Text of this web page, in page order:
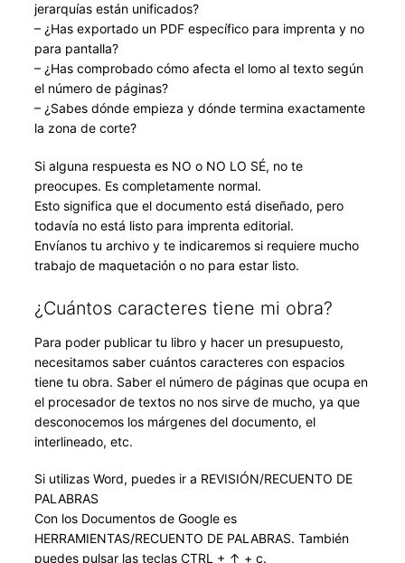
jerarquías están unificados?
– ¿Has exportado un PDF específico para imprenta y no
para pantalla?
– ¿Has comprobado cómo afecta el lomo al texto según
el número de páginas?
– ¿Sabes dónde empieza y dónde termina exactamente
la zona de corte?
Si alguna respuesta es NO o NO LO SÉ, no te
preocupes. Es completamente normal.
Esto significa que el documento está diseñado, pero
todavía no está listo para imprenta editorial.
Envíanos tu archivo y te indicaremos si requiere mucho
trabajo de maquetación o no para estar listo.
¿Cuántos caracteres tiene mi obra?
Para poder publicar tu libro y hacer un presupuesto,
necesitamos saber cuántos caracteres con espacios
tiene tu obra. Saber el número de páginas que ocupa en
el procesador de textos no nos sirve de mucho, ya que
desconocemos los márgenes del documento, el
interlineado, etc.
Si utilizas Word, puedes ir a REVISIÓN/RECUENTO DE
PALABRAS
Con los Documentos de Google es
HERRAMIENTAS/RECUENTO DE PALABRAS. También
puedes pulsar las teclas CTRL + ↑ + c.